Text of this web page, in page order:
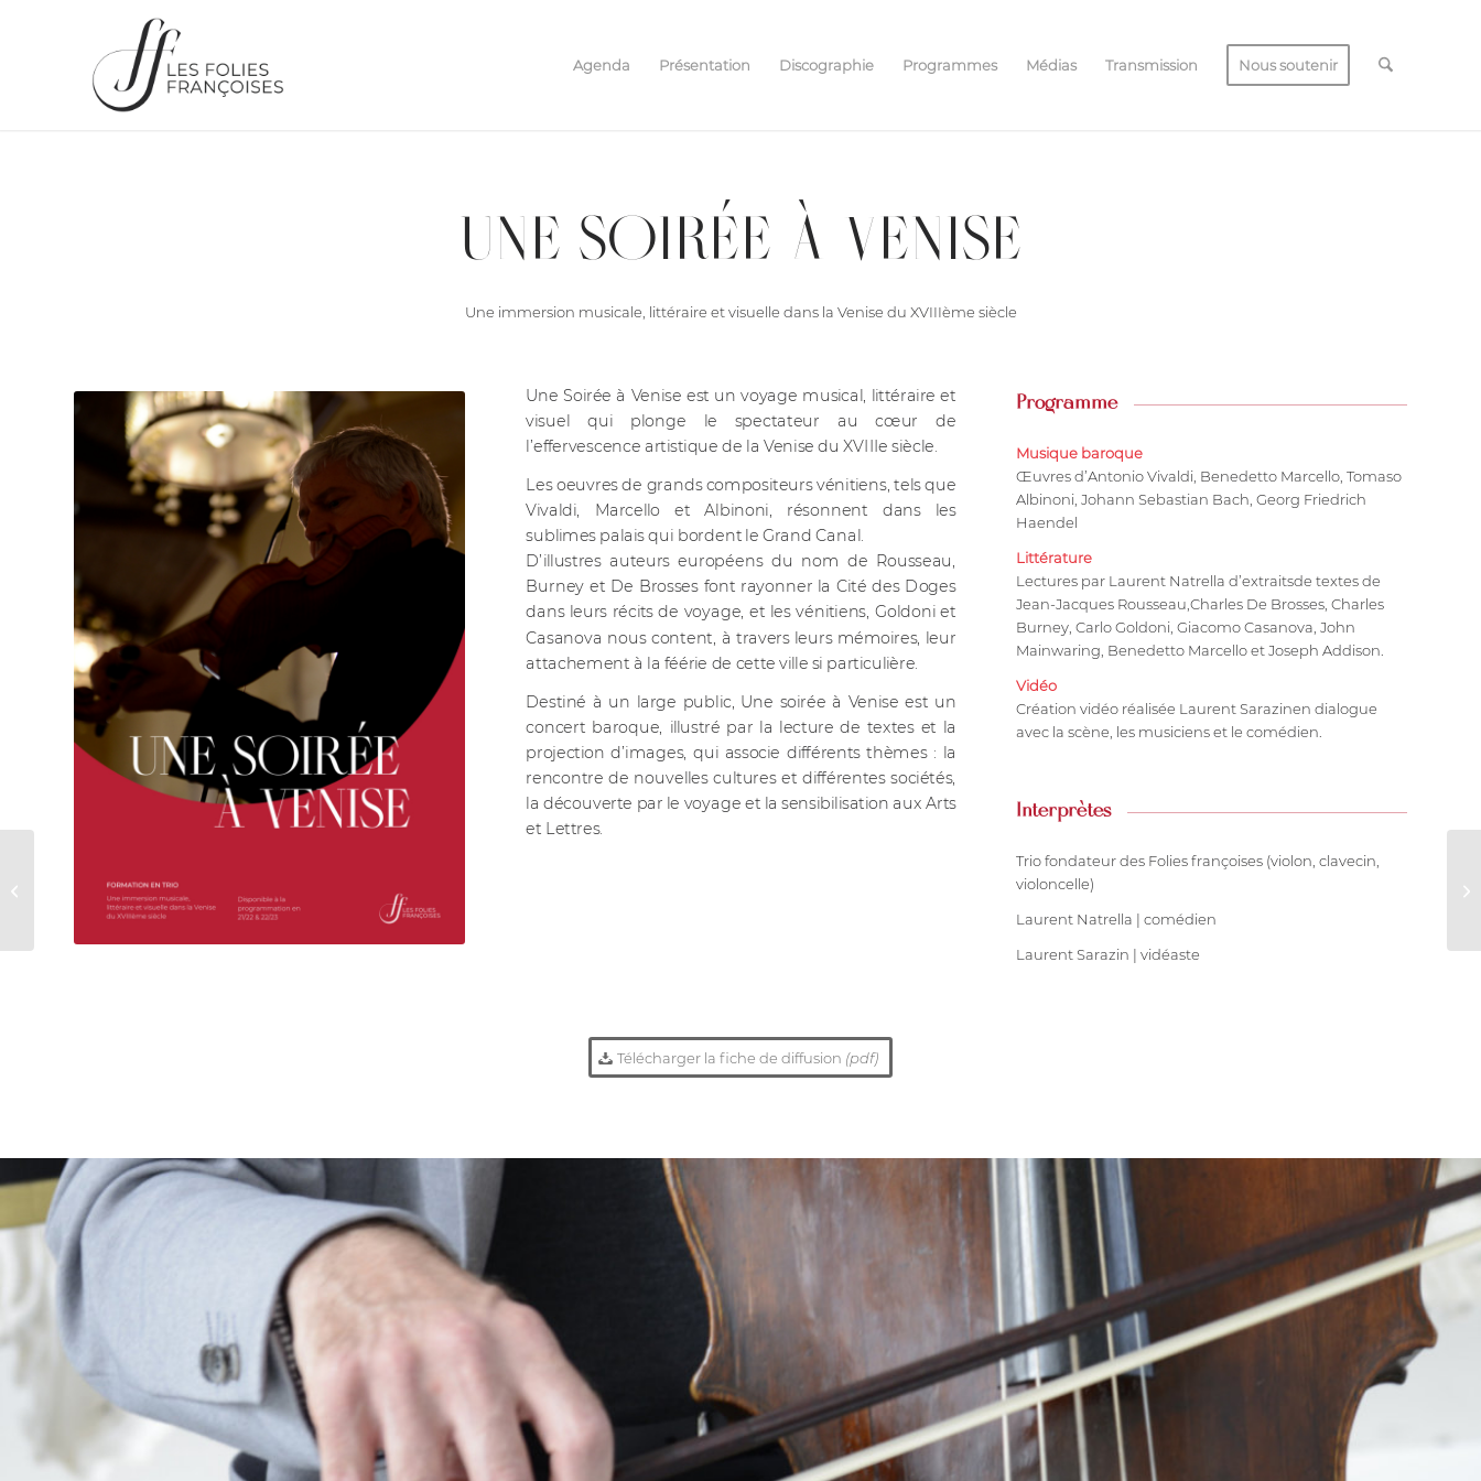
Agenda Présentation Discographie Programmes Médias Transmission Nous soutenir
UNE SOIRÉE À VENISE
Une immersion musicale, littéraire et visuelle dans la Venise du XVIIIème siècle
Une Soirée à Venise est un voyage musical, littéraire et
visuel qui plonge le spectateur au cœur de
l’effervescence artistique de la Venise du XVIIIe siècle.
Les oeuvres de grands compositeurs vénitiens, tels que
Vivaldi, Marcello et Albinoni, résonnent dans les
sublimes palais qui bordent le Grand Canal.
D’illustres auteurs européens du nom de Rousseau,
Burney et De Brosses font rayonner la Cité des Doges
dans leurs récits de voyage, et les vénitiens, Goldoni et
Casanova nous content, à travers leurs mémoires, leur
attachement à la féérie de cette ville si particulière.
Destiné à un large public, Une soirée à Venise est un
concert baroque, illustré par la lecture de textes et la
projection d’images, qui associe différents thèmes : la
rencontre de nouvelles cultures et différentes sociétés,
la découverte par le voyage et la sensibilisation aux Arts
et Lettres.
Programme
Musique baroque
Œuvres d’Antonio Vivaldi, Benedetto Marcello, Tomaso
Albinoni, Johann Sebastian Bach, Georg Friedrich
Haendel
Littérature
Lectures par Laurent Natrella d’extraitsde textes de
Jean-Jacques Rousseau,Charles De Brosses, Charles
Burney, Carlo Goldoni, Giacomo Casanova, John
Mainwaring, Benedetto Marcello et Joseph Addison.
Vidéo
Création vidéo réalisée Laurent Sarazinen dialogue
avec la scène, les musiciens et le comédien.
Interprètes
Trio fondateur des Folies françoises (violon, clavecin,
violoncelle)
Laurent Natrella | comédien
Laurent Sarazin | vidéaste
Télécharger la fiche de diffusion (pdf)
EH BIEN JOUEZ
MAINTENANT !